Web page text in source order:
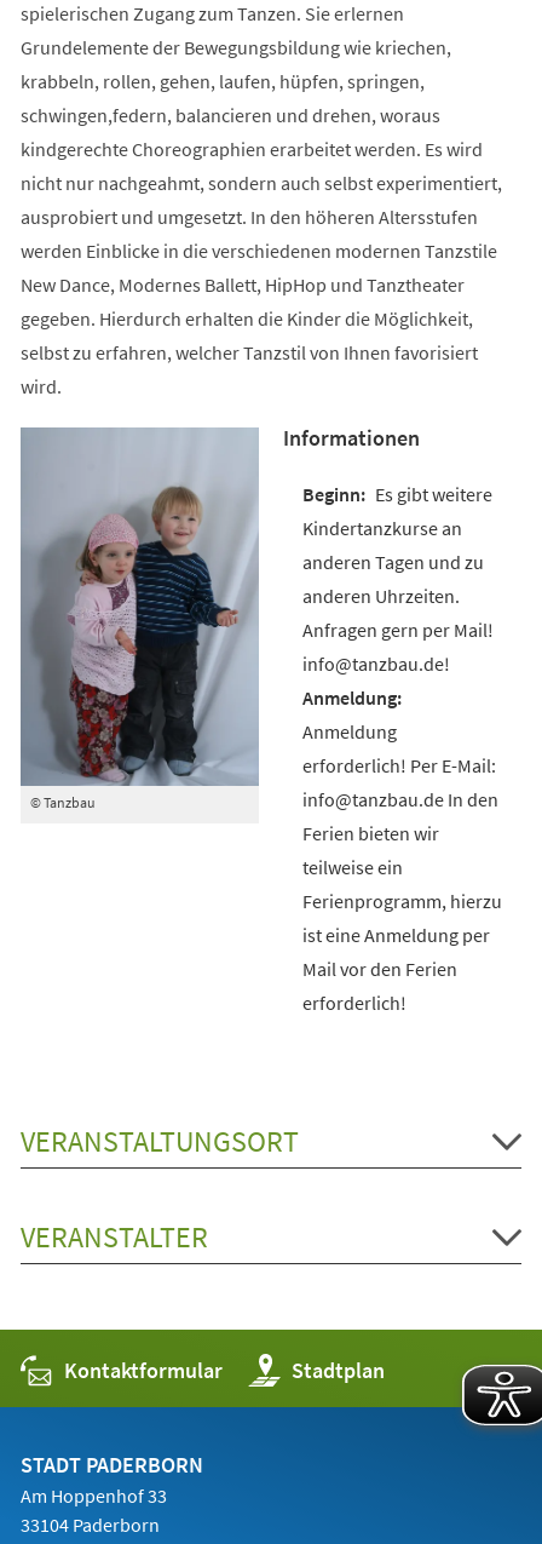
spielerischen Zugang zum Tanzen. Sie erlernen
Grundelemente der Bewegungsbildung wie kriechen,
krabbeln, rollen, gehen, laufen, hüpfen, springen,
schwingen,federn, balancieren und drehen, woraus
kindgerechte Choreographien erarbeitet werden. Es wird
nicht nur nachgeahmt, sondern auch selbst experimentiert,
ausprobiert und umgesetzt. In den höheren Altersstufen
werden Einblicke in die verschiedenen modernen Tanzstile
New Dance, Modernes Ballett, HipHop und Tanztheater
gegeben. Hierdurch erhalten die Kinder die Möglichkeit,
selbst zu erfahren, welcher Tanzstil von Ihnen favorisiert
wird.
© Tanzbau
Informationen
Es gibt weitere
Kindertanzkurse an
anderen Tagen und zu
anderen Uhrzeiten.
Anfragen gern per Mail!
info@tanzbau.de!
Anmeldung
erforderlich! Per E-Mail:
info@tanzbau.de In den
Ferien bieten wir
teilweise ein
Ferienprogramm, hierzu
ist eine Anmeldung per
Mail vor den Ferien
erforderlich!
VERANSTALTUNGSORT
VERANSTALTER
Kontaktformular Stadtplan
(Öffnet
in
einem
STADT PADERBORN
Am Hoppenhof 33
33104 Paderborn